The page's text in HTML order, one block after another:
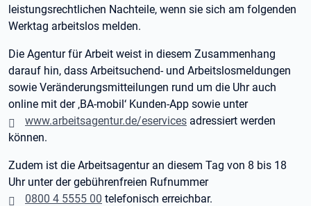
leistungsrechtlichen Nachteile, wenn sie sich am folgenden
Werktag arbeitslos melden.
Die Agentur für Arbeit weist in diesem Zusammenhang
darauf hin, dass Arbeitsuchend- und Arbeitslosmeldungen
sowie Veränderungsmitteilungen rund um die Uhr auch
online mit der ‚BA-mobil‘ Kunden-App sowie unter
www.arbeitsagentur.de/eservices adressiert werden
können.
Zudem ist die Arbeitsagentur an diesem Tag von 8 bis 18
Uhr unter der gebührenfreien Rufnummer
0800 4 5555 00 telefonisch erreichbar.